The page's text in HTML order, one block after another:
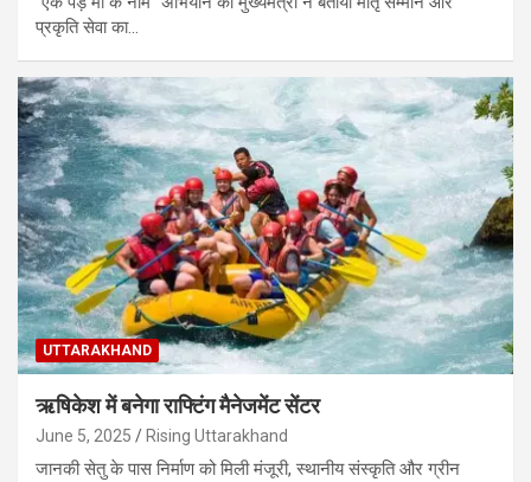
प्रकृति सेवा का…
UTTARAKHAND
ऋषिकेश में बनेगा राफ्टिंग मैनेजमेंट सेंटर
June 5, 2025 Rising Uttarakhand
जानकी सेतु के पास निर्माण को मिली मंजूरी, स्थानीय संस्कृति और ग्रीन